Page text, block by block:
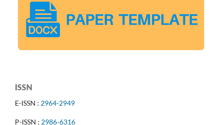
ISSN
E-ISSN : 2964-2949
P-ISSN : 2986-6316